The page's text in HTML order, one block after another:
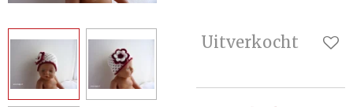
Uitverkocht